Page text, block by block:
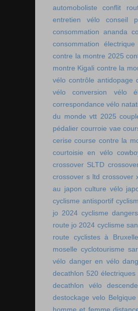
automoboliste
conflit
entretien vélo
conseil
consommation ananda
consommation
contre la montre 2025
montre Kigali contre la
vélo contrôle antidopage
vélo
conversion vélo
correspondance vélo
du monde vtt 2025
pédalier courroie vae
cerise course contre la
courtoisie en vélo
crossover SLTD
crossover s ltd crossover
au japon culture vélo
cyclisme antisportif
jo 2024 cyclisme dangers
route jo 2024 cyclisme
route
cyclistes à
moselle cyclotourisme
vélo danger en vélo
decathlon 520 électriques
decathlon vélo
destockage velo Belgique